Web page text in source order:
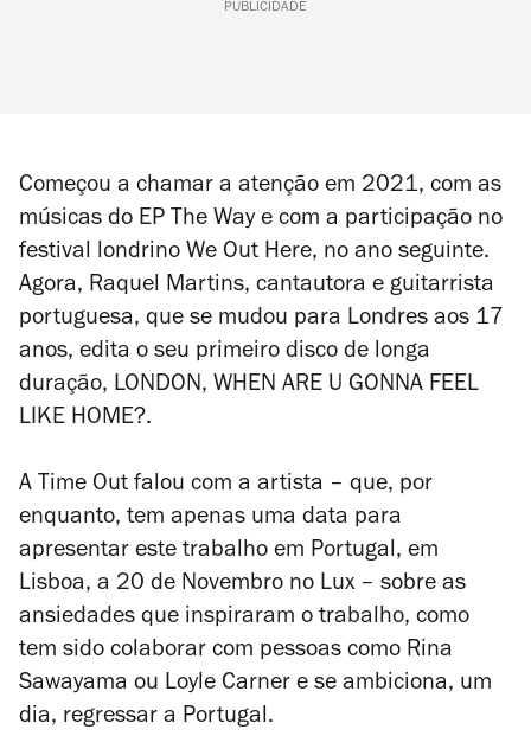
PUBLICIDADE
Começou a chamar a atenção em 2021, com as
músicas do EP The Waye com a participação no
festival londrino We Out Here, no ano seguinte.
Agora, Raquel Martins, cantautora e guitarrista
portuguesa, que se mudou para Londres aos 17
anos, edita o seu primeiro disco de longa
duração, LONDON, WHEN ARE U GONNA FEEL
LIKE HOME?.
A Time Out falou com a artista – que, por
enquanto, tem apenas uma data para
apresentar este trabalho em Portugal, em
Lisboa, a 20 de Novembro no Lux – sobre as
ansiedades que inspiraram o trabalho, como
tem sido colaborar com pessoas como Rina
Sawayama ou Loyle Carner e se ambiciona, um
dia, regressar a Portugal.